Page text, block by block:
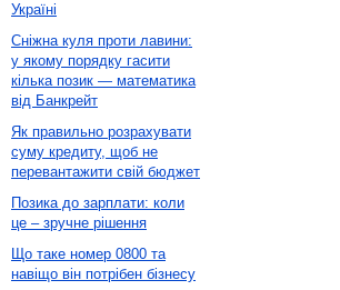
Україні
Сніжна куля проти лавини:
у якому порядку гасити
кілька позик — математика
від Банкрейт
Як правильно розрахувати
суму кредиту, щоб не
перевантажити свій бюджет
Позика до зарплати: коли
це – зручне рішення
Що таке номер 0800 та
навіщо він потрібен бізнесу